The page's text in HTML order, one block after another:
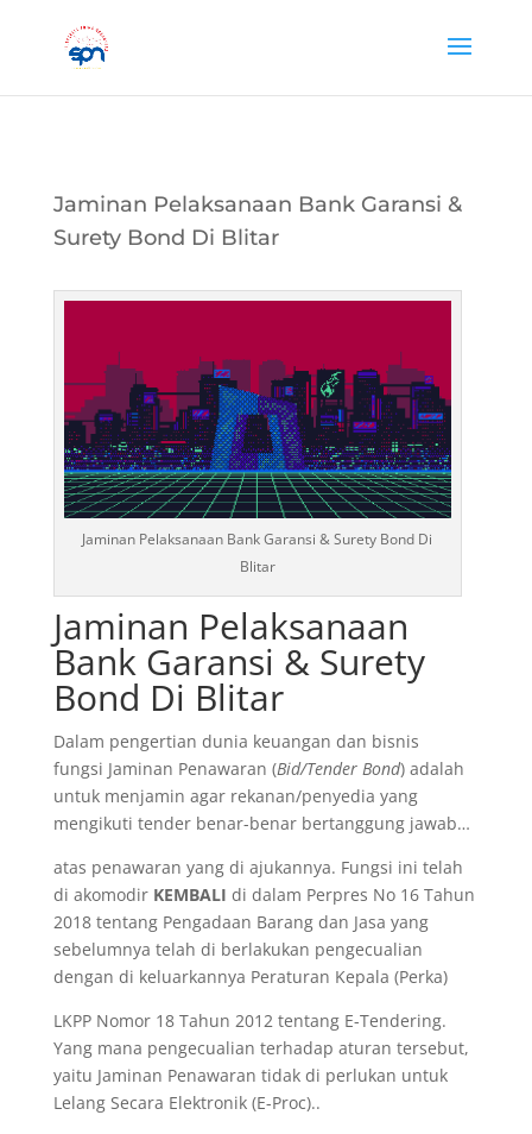
Jaminan Pelaksanaan Bank Garansi &
Surety Bond Di Blitar
Jaminan Pelaksanaan Bank Garansi & Surety Bond Di
Blitar
Jaminan Pelaksanaan
Bank Garansi & Surety
Bond Di Blitar
Dalam pengertian dunia keuangan dan bisnis
fungsi Jaminan Penawaran (Bid/Tender Bond) adalah
untuk menjamin agar rekanan/penyedia yang
mengikuti tender benar-benar bertanggung jawab…
atas penawaran yang di ajukannya. Fungsi ini telah
di akomodir KEMBALI di dalam Perpres No 16 Tahun
2018 tentang Pengadaan Barang dan Jasa yang
sebelumnya telah di berlakukan pengecualian
dengan di keluarkannya Peraturan Kepala (Perka)
LKPP Nomor 18 Tahun 2012 tentang E-Tendering.
Yang mana pengecualian terhadap aturan tersebut,
yaitu Jaminan Penawaran tidak di perlukan untuk
Lelang Secara Elektronik (E-Proc)..